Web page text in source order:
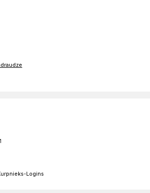
Logins